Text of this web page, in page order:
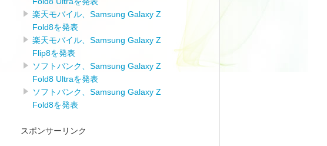
楽天モバイル、Samsung Galaxy Z
Fold8を発表
楽天モバイル、Samsung Galaxy Z
Flip8を発表
ソフトバンク、Samsung Galaxy Z
Fold8 Ultraを発表
ソフトバンク、Samsung Galaxy Z
Fold8を発表
スポンサーリンク